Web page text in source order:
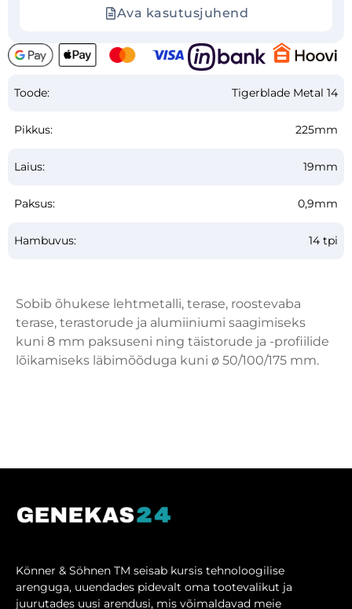
Ava kasutusjuhend
Toode: Tigerblade Metal 14
Pikkus: 225mm
Laius: 19mm
Paksus: 0,9mm
Hambuvus: 14 tpi
Sobib õhukese lehtmetalli, terase, roostevaba
terase, terastorude ja alumiiniumi saagimiseks
kuni 8 mm paksuseni ning täistorude ja -profiilide
lõikamiseks läbimõõduga kuni ø 50/100/175 mm.
Könner & Söhnen TM seisab kursis tehnoloogilise
arenguga, uuendades pidevalt oma tootevalikut ja
juurutades uusi arendusi, mis võimaldavad meie